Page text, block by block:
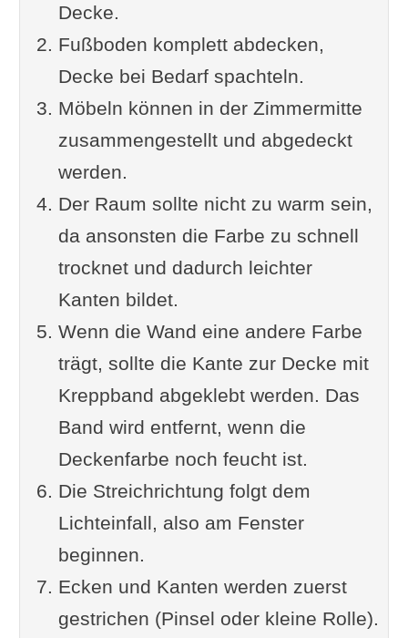
Erste Farbschicht
Zweite Farbschicht
Profi-Tipps für den perfekten
Anstrich
Video-Anleitung "Decke streichen"
Ergänzung oder Frage von dir?
Thema: Wand streichen
Decke.
Fußboden komplett abdecken,
Decke bei Bedarf spachteln.
Möbeln können in der Zimmermitte
zusammengestellt und abgedeckt
werden.
Der Raum sollte nicht zu warm sein,
da ansonsten die Farbe zu schnell
trocknet und dadurch leichter
Kanten bildet.
Wenn die Wand eine andere Farbe
trägt, sollte die Kante zur Decke mit
Kreppband abgeklebt werden. Das
Band wird entfernt, wenn die
Deckenfarbe noch feucht ist.
Die Streichrichtung folgt dem
Lichteinfall, also am Fenster
beginnen.
Ecken und Kanten werden zuerst
gestrichen (Pinsel oder kleine Rolle).